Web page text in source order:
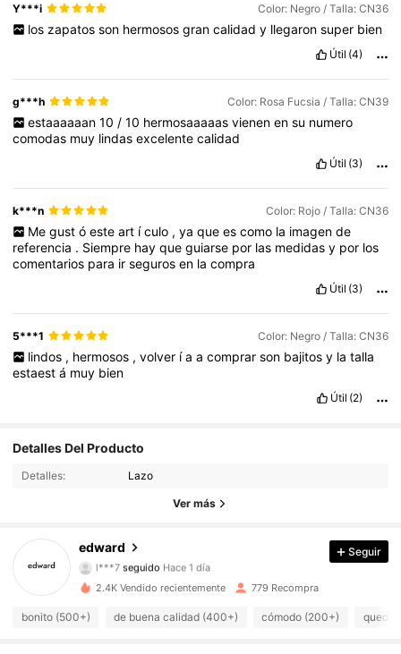
Y***i Color: Negro / Talla: CN36
los zapatos son hermosos gran calidad y llegaron super bien
Útil (4)
g***h Color: Rosa Fucsia / Talla: CN39
estaaaaaan 10 / 10 hermosaaaaas vienen en su numero
comodas muy lindasexcelentecalidad
Útil (3)
k***n Color: Rojo / Talla: CN36
Me gust ó este art ículo , ya que es como la imagen de
referencia . Siempre hayqueguiarse por las medidasy por los
comentarios para irsegurosen lacompra
Útil (3)
5***1 Color: Negro / Talla: CN36
lindos , hermosos , volver ía a comprar son bajitos y la talla
estaestá muy bien
Útil (2)
Detalles Del Producto
Detalles: Lazo
Ver más
edward
4.93 1.2K Seguidores
1.2K Seguidores
l***7seguido
4.93
1.2K Seguidores
Seguir
2.4K Vendido recientemente 779 Recompra
bonito (500+) de buena calidad (400+) cómodo (200+) queda